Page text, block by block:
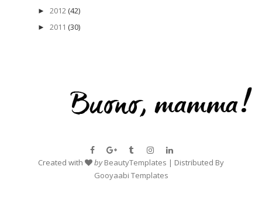
► 2012 (42)
► 2011 (30)
Created with by BeautyTemplates | Distributed By
Gooyaabi Templates